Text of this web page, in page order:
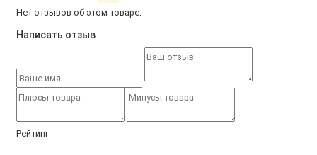
Нет отзывов об этом товаре.
Написать отзыв
Рейтинг